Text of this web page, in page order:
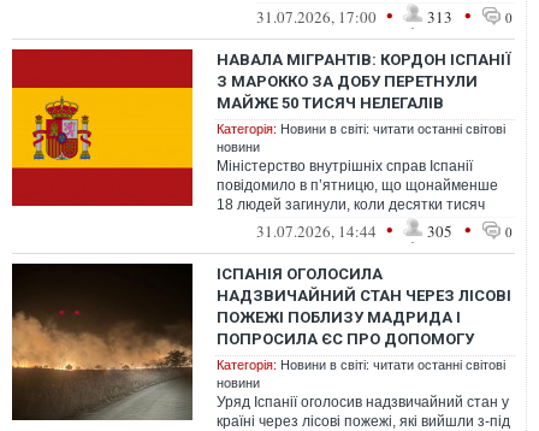
масовий наплив туди охочих п...
31.07.2026, 17:00 • 313 • 0
НАВАЛА МІГРАНТІВ: КОРДОН ІСПАНІЇ
З МАРОККО ЗА ДОБУ ПЕРЕТНУЛИ
МАЙЖЕ 50 ТИСЯЧ НЕЛЕГАЛІВ
Категорія: Новини в світі: читати останні світові
новини
Міністерство внутрішніх справ Іспанії
повідомило в п’ятницю, що щонайменше
18 людей загинули, коли десятки тисяч
мігрантів перетнули кордон з північно...
31.07.2026, 14:44 • 305 • 0
ІСПАНІЯ ОГОЛОСИЛА
НАДЗВИЧАЙНИЙ СТАН ЧЕРЕЗ ЛІСОВІ
ПОЖЕЖІ ПОБЛИЗУ МАДРИДА І
ПОПРОСИЛА ЄС ПРО ДОПОМОГУ
Категорія: Новини в світі: читати останні світові
новини
Уряд Іспанії оголосив надзвичайний стан у
країні через лісові пожежі, які вийшли з-під